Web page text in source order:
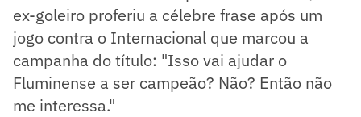
ex-goleiro proferiu a célebre frase após um
jogo contra o Internacional que marcou a
campanha do título: "Isso vai ajudar o
Fluminense a ser campeão? Não? Então não
me interessa."